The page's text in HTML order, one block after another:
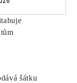
šátku